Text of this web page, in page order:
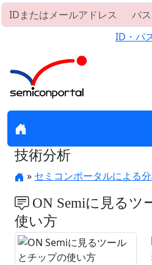
ID・パ
技術分析
» セミコンポータルによる
ON Semiに見るツ
使い方